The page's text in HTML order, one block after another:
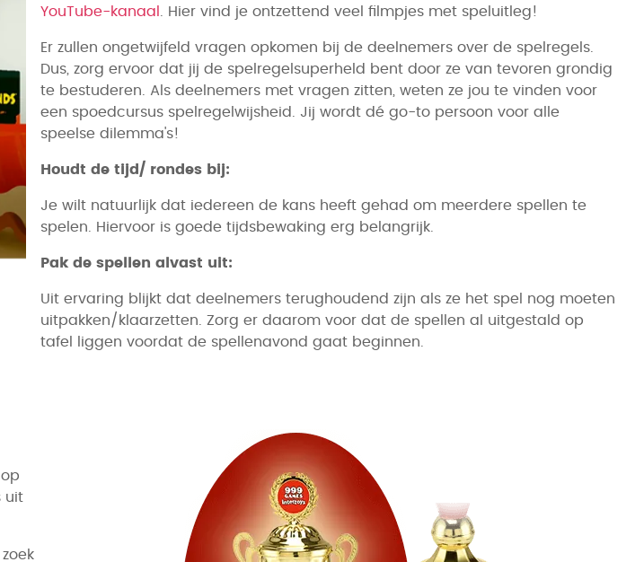
YouTube-kanaal
. Hier vind je ontzettend veel filmpjes met speluitleg!
Er zullen ongetwijfeld vragen opkomen bij de deelnemers over de spelregels.
Dus, zorg ervoor dat jij de spelregelsuperheld bent door ze van tevoren grondig
te bestuderen. Als deelnemers met vragen zitten, weten ze jou te vinden voor
een spoedcursus spelregelwijsheid. Jij wordt dé go-to persoon voor alle
speelse dilemma's!
Houdt de tijd/ rondes bij:
Je wilt natuurlijk dat iedereen de kans heeft gehad om meerdere spellen te
spelen. Hiervoor is goede tijdsbewaking erg belangrijk.
Pak de spellen alvast uit:
Uit ervaring blijkt dat deelnemers terughoudend zijn als ze het spel nog moeten
uitpakken/klaarzetten. Zorg er daarom voor dat de spellen al uitgestald op
tafel liggen voordat de spellenavond gaat beginnen.
uit